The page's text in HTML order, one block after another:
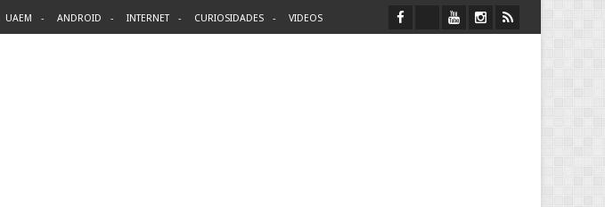
UAEM ANDROID INTERNET CURIOSIDADES VIDEOS